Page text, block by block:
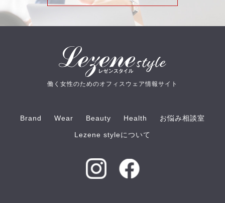
働く女性のためのオフィスウェア情報サイト
Brand Wear Beauty Health お悩み相談室
Lezene styleについて